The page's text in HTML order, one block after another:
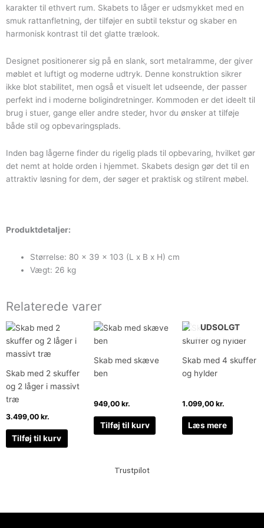
karakter til ethvert rum. Skabets to låger er udsmykket med en
smuk rattanfletning, der tilføjer en subtil tekstur og skaber en
harmonisk kontrast til det glatte trælook.
Designet positionerer sig på en slank, sort metalramme, der giver
møblet et luftigt og moderne udtryk. Denne konstruktion sikrer
ikke blot stabilitet, men også et visuelt let udseende, der passer
perfekt ind i moderne boligindretninger. Kommoden er det ideelt til
brug i stuer, gange eller andre steder, hvor du ønsker at tilføje
både stil og opbevaringsplads.
Inden bag lågerne finder du rigelig plads til opbevaring, hvilket gør
det nemt at holde orden i hjemmet. Skabets design gør det til en
attraktiv løsning for dem, der søger et praktisk og stilrent møbel.
Produktdetaljer:
Størrelse: 80 x 39 x 103 (L x B x H) cm
Vægt: 26 kg
Relaterede varer
Skab med 2 skuffer
og 2 låger i massivt
træ
3.499,00 kr.
Tilføj til kurv
Skab med skæve
ben
949,00kr.
Tilføj til kurv
UDSOLGT
Skab med 4 skuffer
og hylder
1.099,00 kr.
Læs mere
Trustpilot